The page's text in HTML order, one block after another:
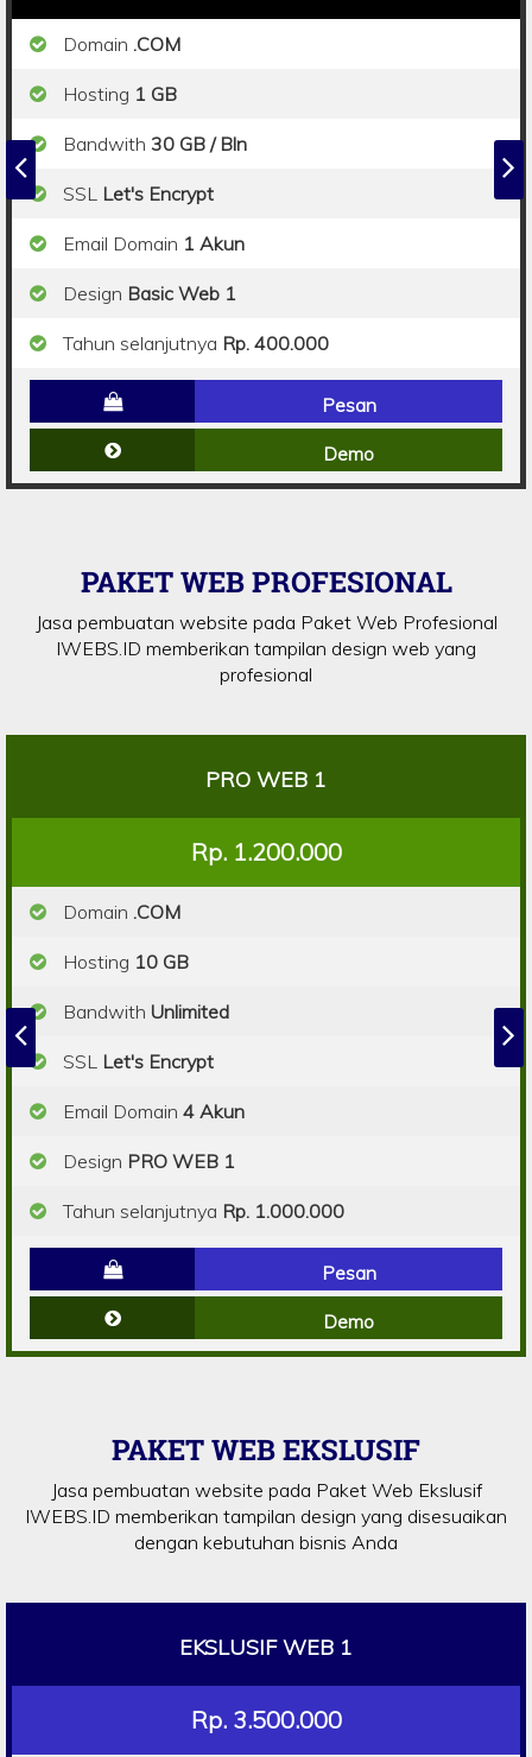
Domain .COM
Hosting 1 GB
Bandwith 30 GB / Bln
SSL Let's Encrypt
Email Domain 1 Akun
Design Basic Web 1
Tahun selanjutnya Rp. 400.000
Pesan
Demo
PAKET WEB PROFESIONAL
Jasa pembuatan website pada Paket Web Profesional
IWEBS.ID memberikan tampilan design web yang
profesional
PRO WEB 1
Rp. 1.200.000
Domain .COM
Hosting 10 GB
Bandwith Unlimited
SSL Let's Encrypt
Email Domain 4 Akun
Design PRO WEB 1
Tahun selanjutnya Rp. 1.000.000
Pesan
Demo
PAKET WEB EKSLUSIF
Jasa pembuatan website pada Paket Web Ekslusif
IWEBS.ID memberikan tampilan design yang disesuaikan
dengan kebutuhan bisnis Anda
EKSLUSIF WEB 1
Rp. 3.500.000